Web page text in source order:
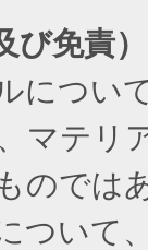
び免責）
につい
マテリ
のでは
ついて